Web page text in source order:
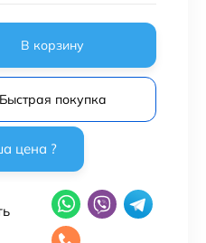
В корзину
Быстрая покупка